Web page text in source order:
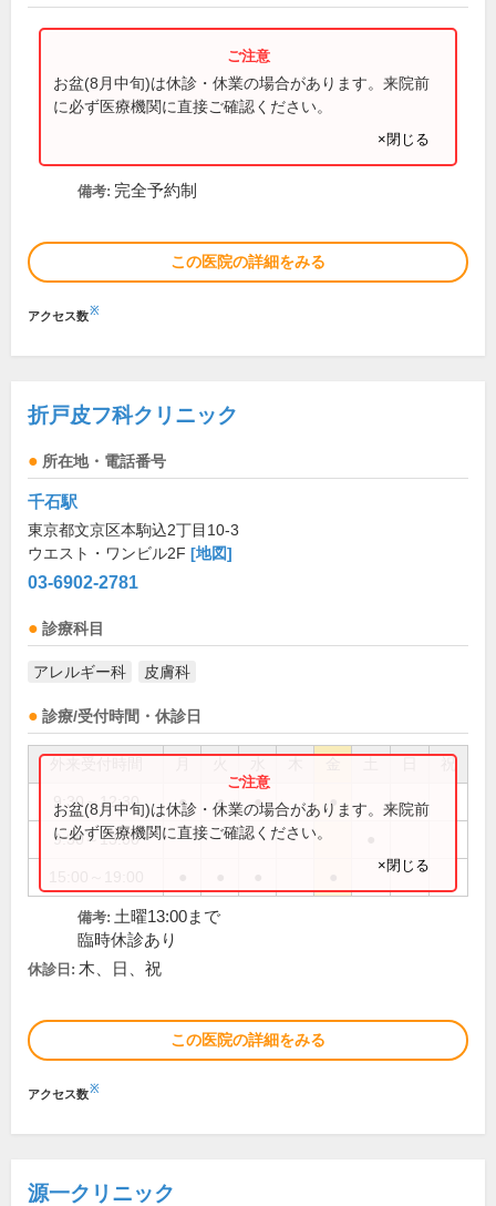
お盆(8月中旬)は休診・休業の場合があります。来院前
に必ず医療機関に直接ご確認ください。
×閉じる
備考: 完全予約制
この医院の詳細をみる
アクセス数※
折戸皮フ科クリニック
所在地・電話番号
千石駅
東京都文京区本駒込2丁目10-3
ウエスト・ワンビル2F [地図]
03-6902-2781
診療科目
アレルギー科 皮膚科
診療/受付時間・休診日
祝
9:30～12:30 ● ● ● ●
9:30～13:00
お盆(8月中旬)は休診・休業の場合があります。来院前
に必ず医療機関に直接ご確認ください。
×閉じる
備考: 土曜13:00まで
臨時休診あり
休診日: 木、日、祝
この医院の詳細をみる
アクセス数※
源一クリニック